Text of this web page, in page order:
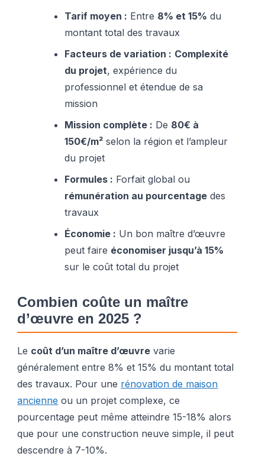
Tarif moyen : Entre 8% et 15% du
montant total des travaux
Facteurs de variation : Complexité
du projet, expérience du
professionnel et étendue de sa
mission
Mission complète : De 80€ à
150€/m² selon la région et l’ampleur
du projet
Formules : Forfait global ou
rémunération au pourcentage des
travaux
Économie : Un bon maître d’œuvre
peut faire économiser jusqu’à 15%
sur le coût total du projet
Combien coûte un maître
d’œuvre en 2025 ?
Le coût d’un maître d’œuvre varie
généralement entre 8% et 15% du montant total
des travaux. Pour une rénovation de maison
ancienne ou un projet complexe, ce
pourcentage peut même atteindre 15-18% alors
que pour une construction neuve simple, il peut
descendre à 7-10%.